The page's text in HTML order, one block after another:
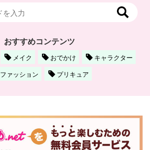
おすすめコンテンツ
メイク おでかけ
キャラクター
ファッション
プリキュア